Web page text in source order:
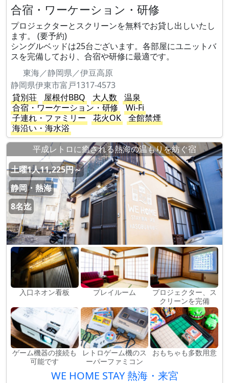
合宿・ワーケーション・研修
プロジェクターとスクリーンを無料でお貸し出しいたし
ます。 (要予約)
シングルベッドは25台ございます。各部屋にユニットバ
スを完備しており、合宿や研修に最適です。
東海／静岡県／伊豆高原
静岡県伊東市富戸1317-4573
貸別荘
屋根付BBQ 大人数
温泉
合宿・ワーケーション・研修
Wi-Fi
子連れ・ファミリー
花火OK
全館禁煙
海沿い・海水浴
平成レトロに癒される熱海の温もりを紡ぐ宿
土曜1人11,225円～
静岡・熱海
8名迄
入口ネオン看板 プレイルーム
プロジェクター、ス
クリーンを完備
ゲーム機器の接続も
可能です
レトロゲーム機のス
ーパーファミコン
おもちゃも多数用意
WE HOME STAY 熱海・来宮